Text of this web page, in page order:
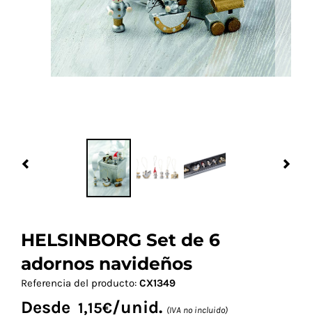
Más Regalos
Fabricación
HELSINBORG Set de 6
adornos navideños
Referencia del producto: CX1349
Desde 1,15€/unid. (IVA no incluido)